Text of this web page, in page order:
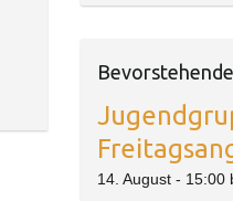
14. August - 15:00